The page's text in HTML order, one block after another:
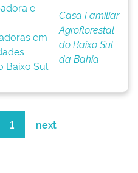
e
em
Baixo Sul
Casa Familiar
Agroflorestal
do Baixo Sul
da Bahia
1 next